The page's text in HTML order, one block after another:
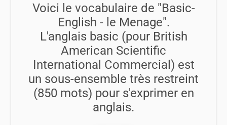
Voici le vocabulaire de "Basic-
English - le Menage".
L'anglais basic (pour British
American Scientific
International Commercial) est
un sous-ensemble très restreint
(850 mots) pour s'exprimer en
anglais.